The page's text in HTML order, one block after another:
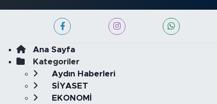
Ana Sayfa
Kategoriler
Aydın Haberleri
SİYASET
EKONOMİ